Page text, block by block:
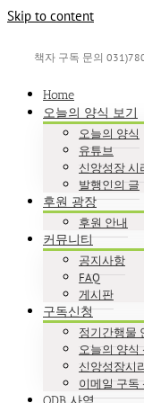
Skip to content
책자 구독 문의
Home
오늘의 양식 보기
오늘의 양식
유튜브
신앙성장 시
발행인의 글
후원 광장
후원 안내
커뮤니티
공지사항
FAQ
게시판
구독신청
정기간행물
오늘의 양식
신앙성장시
이메일 구독